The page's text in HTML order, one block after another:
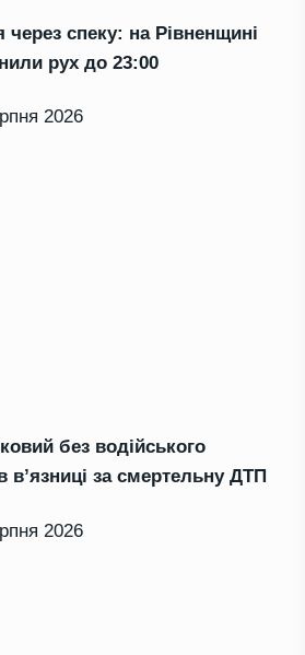
спеку: на Рівненщині
рух до 23:00
2026
без водійського
в’язниці за смертельну ДТП
2026